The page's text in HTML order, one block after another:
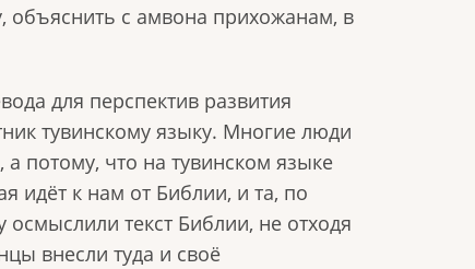
с амвона прихожанам, в
для перспектив развития
тувинскому языку. Многие люди
а потому, что на тувинском языке
идёт к нам от Библии, и та, по
текст Библии, не отходя
внесли туда и своё